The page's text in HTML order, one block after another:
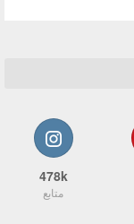
478k
متابع